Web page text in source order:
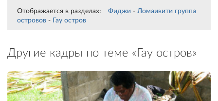
Отображается в разделах: Фиджи - Ломаивити группа
островов - Гау остров
Другие кадры по теме «Гау остров»